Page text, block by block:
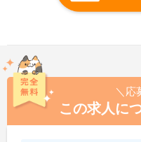
＼応
この求人に